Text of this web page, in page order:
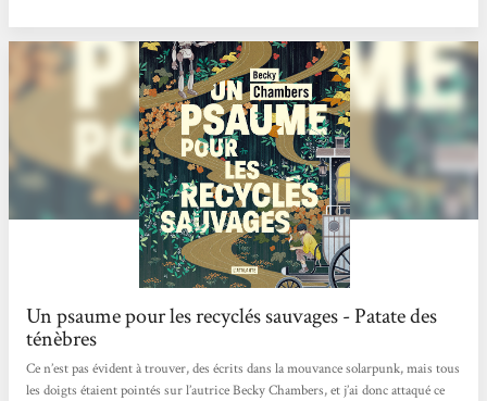
Bibliothécaire à Ciney
Un psaume pour les recyclés sauvages - Patate des
ténèbres
Ce n’est pas évident à trouver, des écrits dans la mouvance solarpunk, mais tous
les doigts étaient pointés sur l’autrice Becky Chambers, et j’ai donc attaqué ce